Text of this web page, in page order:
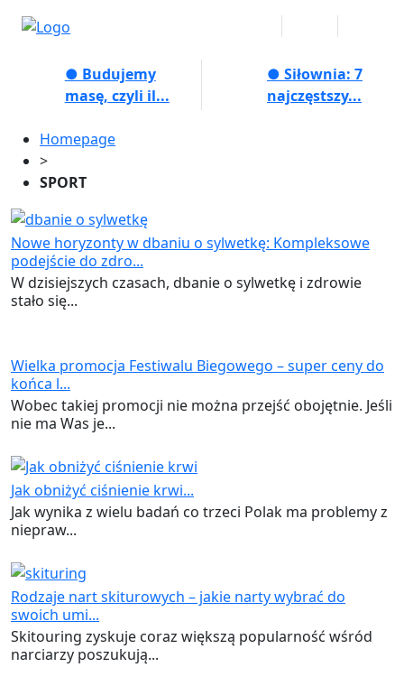
● Budujemy
masę, czyli il...
● Siłownia: 7
najczęstszy...
Homepage
>
SPORT
Nowe horyzonty w dbaniu o sylwetkę: Kompleksowe
podejście do zdro...
W dzisiejszych czasach, dbanie o sylwetkę i zdrowie
stało się...
Wielka promocja Festiwalu Biegowego – super ceny do
końca l...
Wobec takiej promocji nie można przejść obojętnie. Jeśli
nie ma Was je...
Jak obniżyć ciśnienie krwi...
Jak wynika z wielu badań co trzeci Polak ma problemy z
niepraw...
Rodzaje nart skiturowych – jakie narty wybrać do
swoich umi...
Skitouring zyskuje coraz większą popularność wśród
narciarzy poszukują...